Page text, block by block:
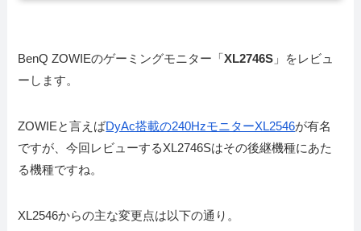
BenQ ZOWIEのゲーミングモニター「XL2746S 」をレビュ
ーします。
ZOWIEと言えばDyAc搭載の240HzモニターXL2546が有名
ですが、今回レビューするXL2746Sはその後継機種にあた
る機種ですね。
XL2546からの主な変更点は以下の通り。